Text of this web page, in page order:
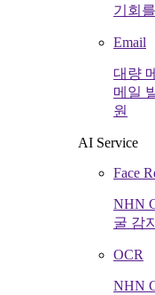
기회
Email
대량
메일
원
AI Service
Face
NHN
굴 감
OCR
NHN